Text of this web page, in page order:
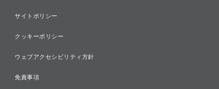
サイトポリシー
クッキーポリシー
ウェブアクセシビリティ方針
免責事項